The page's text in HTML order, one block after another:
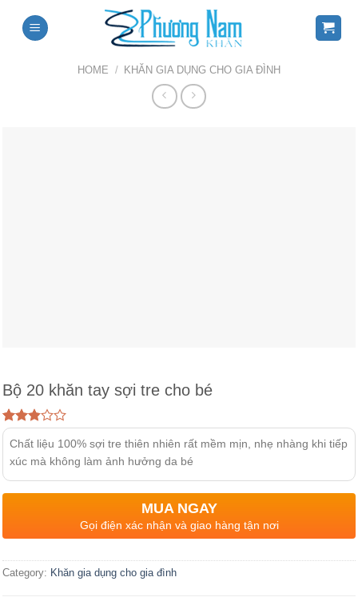
HOME / KHĂN GIA DỤNG CHO GIA ĐÌNH
Bộ 20 khăn tay sợi tre cho bé
Rated
2.84
out of
based
on
152
Chất liệu 100% sợi tre thiên nhiên rất mềm mịn, nhẹ nhàng khi tiếp
xúc mà không làm ảnh hưởng da bé
MUA NGAY
Gọi điện xác nhận và giao hàng tận nơi
Category: Khăn gia dụng cho gia đình